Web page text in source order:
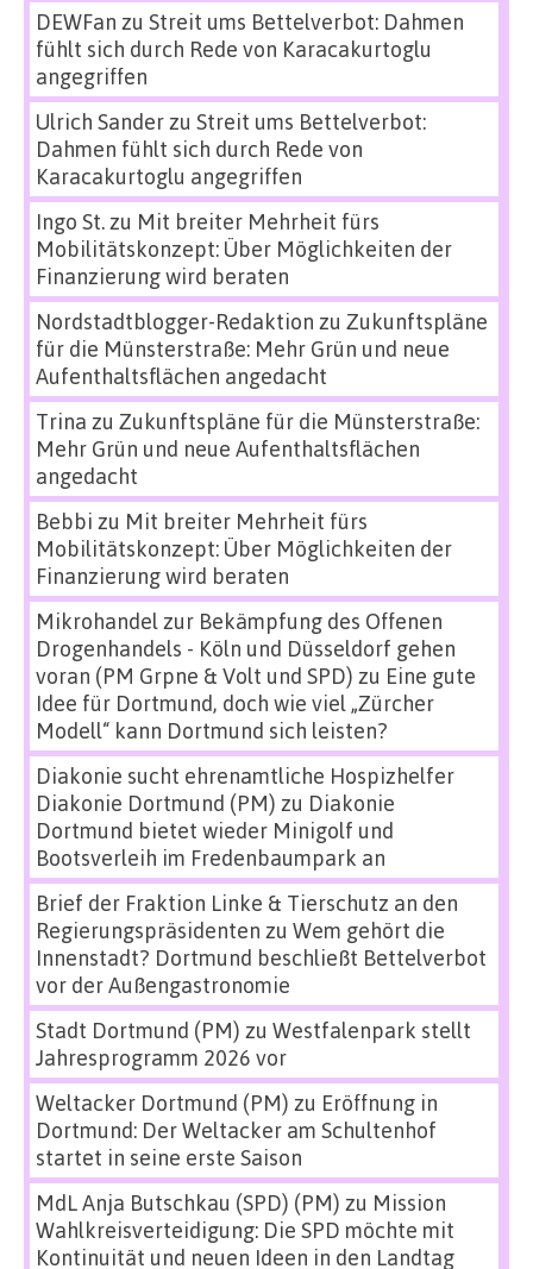
DEWFan zu Streit ums Bettelverbot: Dahmen
fühlt sich durch Rede von Karacakurtoglu
angegriffen
Ulrich Sanderzu Streit ums Bettelverbot:
Dahmen fühlt sich durch Rede von
Karacakurtoglu angegriffen
Ingo St.zu Mit breiter Mehrheit fürs
Mobilitätskonzept: Über Möglichkeiten der
Finanzierung wird beraten
Nordstadtblogger-Redaktion zu Zukunftspläne
für die Münsterstraße: Mehr Grün und neue
Aufenthaltsflächen angedacht
Trina zu Zukunftspläne für die Münsterstraße:
Mehr Grün und neue Aufenthaltsflächen
angedacht
Bebbi zu Mit breiter Mehrheit fürs
Mobilitätskonzept: Über Möglichkeiten der
Finanzierung wird beraten
Mikrohandel zur Bekämpfung des Offenen
Drogenhandels - Köln und Düsseldorf gehen
voran (PM Grpne & Volt und SPD) zu Eine gute
Idee für Dortmund, doch wie viel „Zürcher
Modell“ kann Dortmund sich leisten?
Diakonie sucht ehrenamtliche Hospizhelfer
Diakonie Dortmund (PM) zu Diakonie
Dortmund bietet wieder Minigolf und
Bootsverleih im Fredenbaumpark an
Brief der Fraktion Linke & Tierschutz an den
Regierungspräsidenten zu Wem gehört die
Innenstadt? Dortmund beschließt Bettelverbot
vor der Außengastronomie
Stadt Dortmund (PM) zu Westfalenpark stellt
Jahresprogramm 2026 vor
Weltacker Dortmund (PM) zu Eröffnung in
Dortmund: Der Weltacker am Schultenhof
startet in seine erste Saison
MdL Anja Butschkau (SPD) (PM) zu Mission
Wahlkreisverteidigung: Die SPD möchte mit
Kontinuität und neuen Ideen in den Landtag